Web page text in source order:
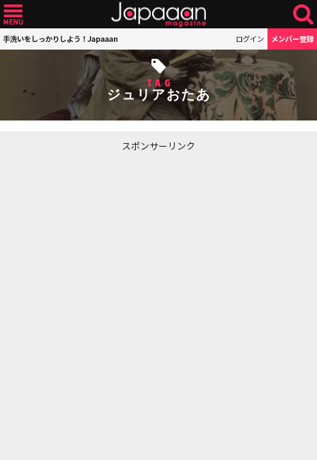
手洗いをしっかりしよう！Japaaan ログイン メンバー登録
TAG
ジュリアおたあ
スポンサーリンク